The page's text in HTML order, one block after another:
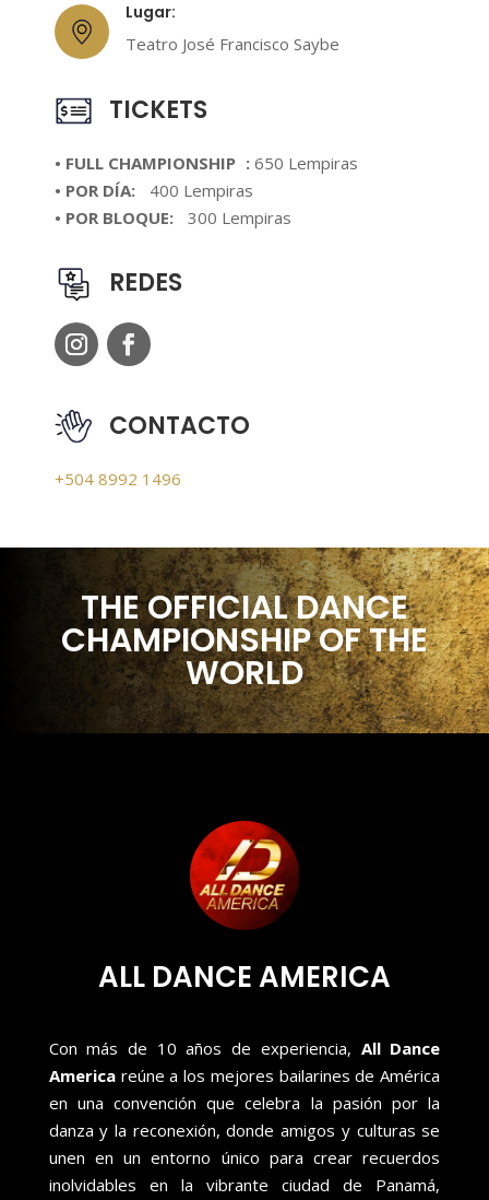
Lugar:
Teatro José Francisco Saybe
TICKETS
• FULL CHAMPIONSHIP : 650 Lempiras
• POR DÍA: 400 Lempiras
• POR BLOQUE: 300 Lempiras
REDES
CONTACTO
+504 8992 1496
THE OFFICIAL DANCE
CHAMPIONSHIP OF THE
WORLD
ALL DANCE AMERICA
Con más de 10 años de experiencia, All Dance
Americareúne a los mejores bailarines de América
en una convención que celebra la pasión por la
danza y la reconexión, donde amigos y culturas se
unen en un entorno único para crear recuerdos
inolvidables en la vibrante ciudad de Panamá,